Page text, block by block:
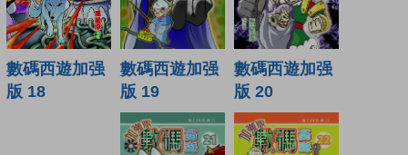
數碼西遊加强
版 18
數碼西遊加强
版 19
數碼西遊加强
版 20